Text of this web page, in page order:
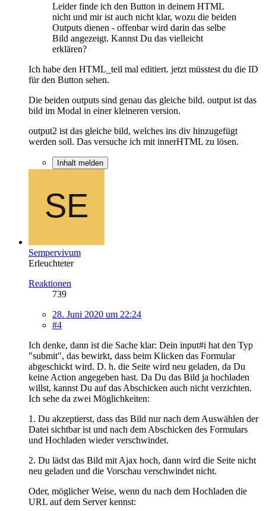
Leider finde ich den Button in deinem HTML
nicht und mir ist auch nicht klar, wozu die beiden
Outputs dienen - offenbar wird darin das selbe
Bild angezeigt. Kannst Du das vielleicht
erklären?
Ich habe den HTML_teil mal editiert. jetzt müsstest du die ID
für den Button sehen.
Die beiden outputs sind genau das gleiche bild. output ist das
bild im Modal in einer kleineren version.
output2 ist das gleiche bild, welches ins div hinzugefügt
werden soll. Das versuche ich mit innerHTML zu lösen.
Inhalt melden
Sempervivum
Erleuchteter
Reaktionen
739
28. Juni 2020 um 22:24
#4
Ich denke, dann ist die Sache klar: Dein input#i hat den Typ
"submit", das bewirkt, dass beim Klicken das Formular
abgeschickt wird. D. h. die Seite wird neu geladen, da Du
keine Action angegeben hast. Da Du das Bild ja hochladen
willst, kannst Du auf das Abschicken auch nicht verzichten.
Ich sehe da zwei Möglichkeiten:
1. Du akzeptierst, dass das Bild nur nach dem Auswählen der
Datei sichtbar ist und nach dem Abschicken des Formulars
und Hochladen wieder verschwindet.
2. Du lädst das Bild mit Ajax hoch, dann wird die Seite nicht
neu geladen und die Vorschau verschwindet nicht.
Oder, möglicher Weise, wenn du nach dem Hochladen die
URL auf dem Server kennst: